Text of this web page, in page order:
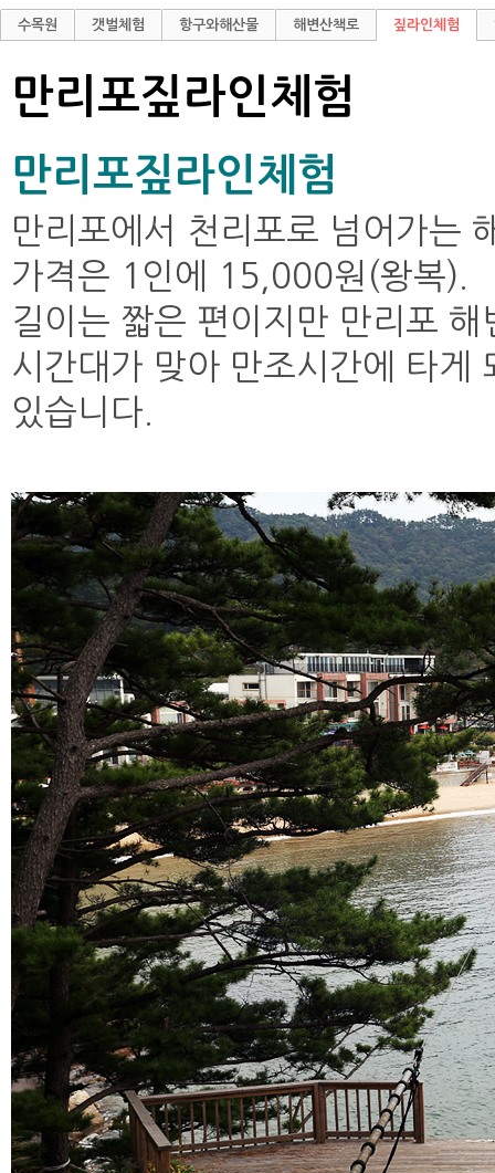
수목원 갯벌체험 항구와해산물 해변산책로 짚라인체험
만리포짚라인체험
만리포짚라인체험
만리포에서 천리포로 넘어가는
가격은 1인에 15,000원(왕복).
길이는 짧은 편이지만 만리포
시간대가 맞아 만조시간에 타게
있습니다.